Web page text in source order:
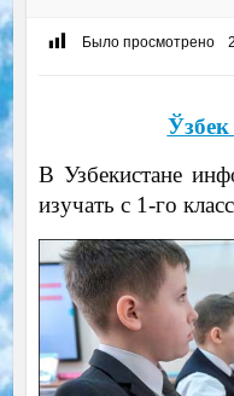
Было просмотрено
В Узбекистане
изучать с 1-го